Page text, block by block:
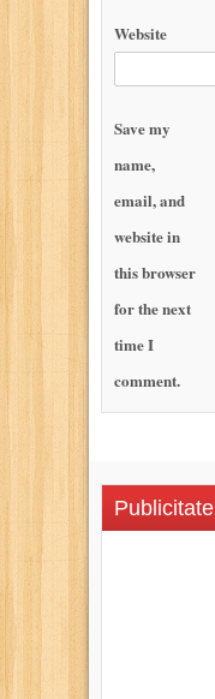
Website
Save my
name,
email, and
website in
this browser
for the next
time I
comment.
Publicitate